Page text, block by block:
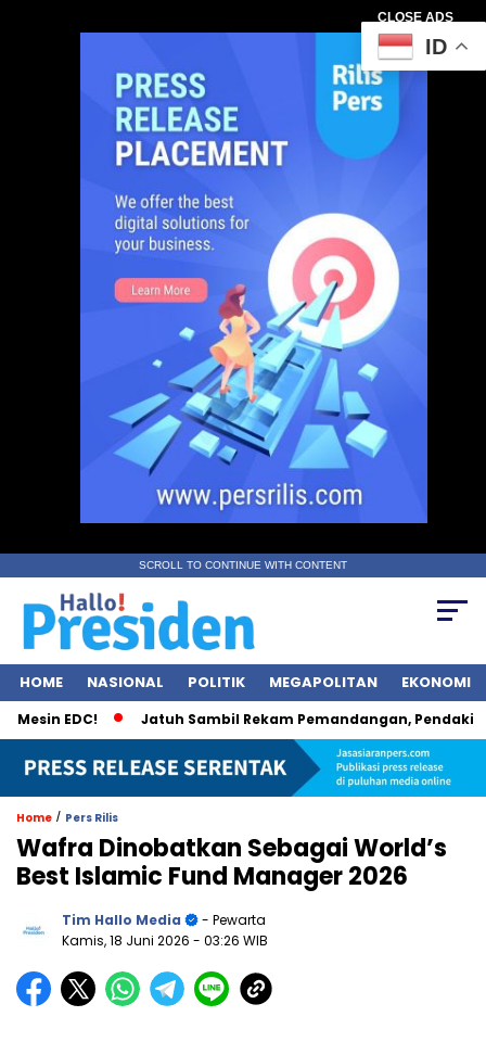
CLOSE ADS
SCROLL TO CONTINUE WITH CONTENT
HOME NASIONAL POLITIK MEGAPOLITAN EKONOMI
EDC! Jatuh Sambil Rekam Pemandangan, Pendaki
Home / Pers Rilis
Wafra Dinobatkan Sebagai World’s
Best Islamic Fund Manager 2026
Tim Hallo Media
- Pewarta
Kamis, 18 Juni 2026 - 03:26 WIB
ID